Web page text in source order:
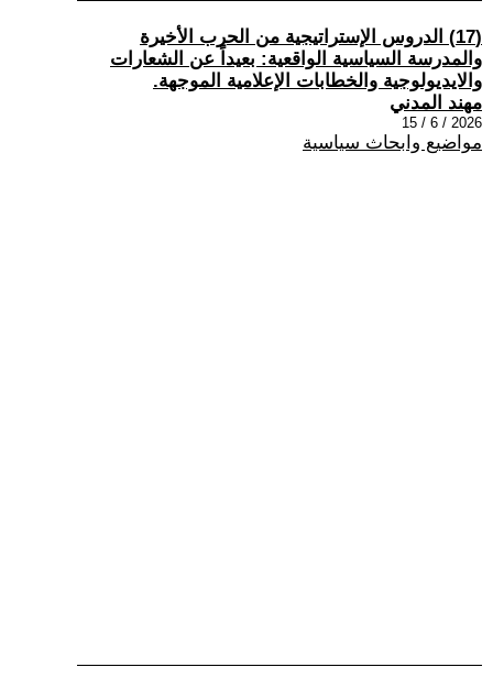
(17) الدروس الإستراتيجية من الحرب الأخيرة
والمدرسة السياسية الواقعية: بعيداً عن الشعارات
والايديولوجية والخطابات الإعلامية الموجهة.
مهند المدني
2026 / 6 / 15
مواضيع وابحاث سياسية